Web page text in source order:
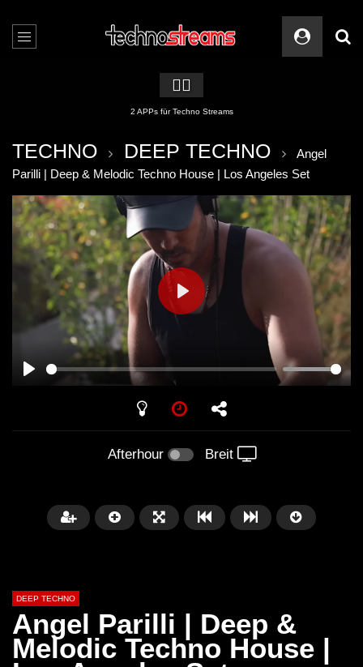
🏳️‍🌈
2 APPs für Techno Streams
TECHNO DEEP TECHNO
Angel
Parilli | Deep & Melodic Techno House | Los Angeles Set
PLAY
PLAY
Afterhour Breit
DEEP TECHNO
Angel Parilli | Deep &
Melodic Techno House |